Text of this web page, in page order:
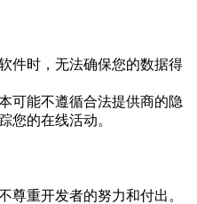
件时，无法确保您的数据得
可能不遵循合法提供商的隐
您的在线活动。
尊重开发者的努力和付出。